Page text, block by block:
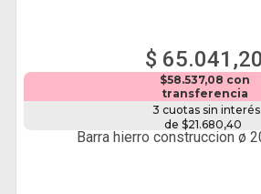
$ 65.041,20
$58.537,08 con
transferencia
3 cuotas sin interés
de $21.680,40
Barra hierro construccion ø